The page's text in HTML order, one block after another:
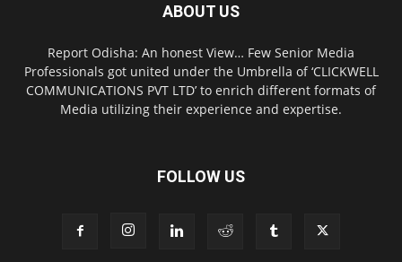
ABOUT US
Report Odisha: An honest View… Few Senior Media
Professionals got united under the Umbrella of ‘CLICKWELL
COMMUNICATIONS PVT LTD’ to enrich different formats of
Media utilizing their experience and expertise.
FOLLOW US